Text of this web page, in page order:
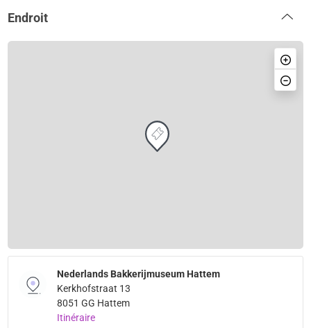
Endroit
Nederlands Bakkerijmuseum Hattem
Kerkhofstraat 13
8051 GG Hattem
Itinéraire